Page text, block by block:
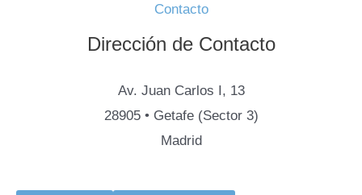
Contacto
Dirección de Contacto
Av. Juan Carlos I, 13
28905 • Getafe (Sector 3)
Madrid